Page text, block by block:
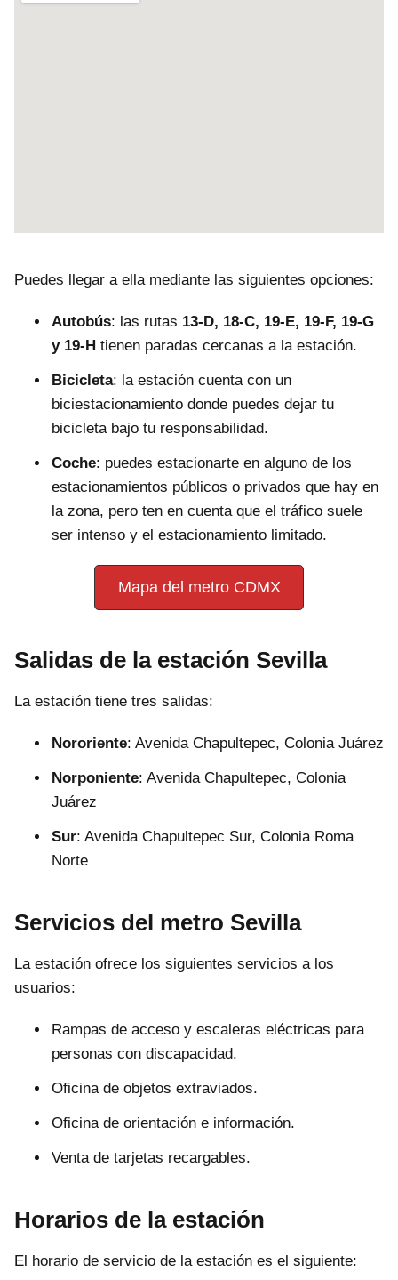
Puedes llegar a ella mediante las siguientes opciones:
Autobús: las rutas 13-D, 18-C, 19-E, 19-F, 19-G
y 19-H tienen paradas cercanas a la estación.
Bicicleta: la estación cuenta con un
biciestacionamiento donde puedes dejar tu
bicicleta bajo tu responsabilidad.
Coche: puedes estacionarte en alguno de los
estacionamientos públicos o privados que hay en
la zona, pero ten en cuenta que el tráfico suele
ser intenso y el estacionamiento limitado.
Mapa del metro CDMX
Salidas de la estación Sevilla
La estación tiene tres salidas:
Nororiente: Avenida Chapultepec, Colonia Juárez
Norponiente: Avenida Chapultepec, Colonia
Juárez
Sur: Avenida Chapultepec Sur, Colonia Roma
Norte
Servicios del metro Sevilla
La estación ofrece los siguientes servicios a los
usuarios:
Rampas de acceso y escaleras eléctricas para
personas con discapacidad.
Oficina de objetos extraviados.
Oficina de orientación e información.
Venta de tarjetas recargables.
Horarios de la estación
El horario de servicio de la estación es el siguiente: